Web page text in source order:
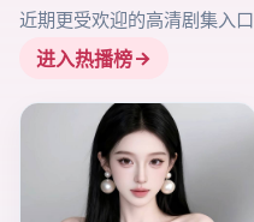
近期更受欢迎的高清剧集入口
进入热播榜